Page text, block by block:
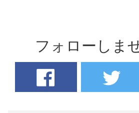
フォローしま